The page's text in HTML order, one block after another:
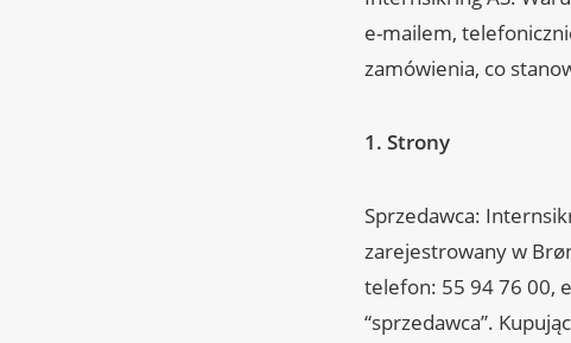
e-mailem,
zamówienia, co
1. Strony
Sprzedawca:
zarejestrowany w
telefon: 55 94 76 00,
“sprzedawca”.